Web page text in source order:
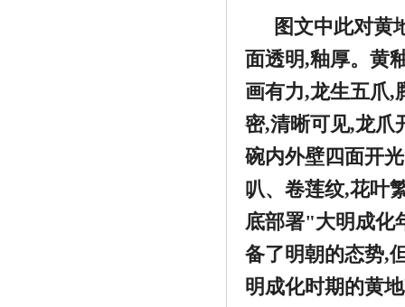
图文中此对黄
面透明,釉厚。 黄
画有力,龙生五爪,
密,清晰可见,龙爪
碗内外壁四面开
叭、卷莲纹,花叶
底部署"大明成化
备了明朝的态势,
明成化时期的黄